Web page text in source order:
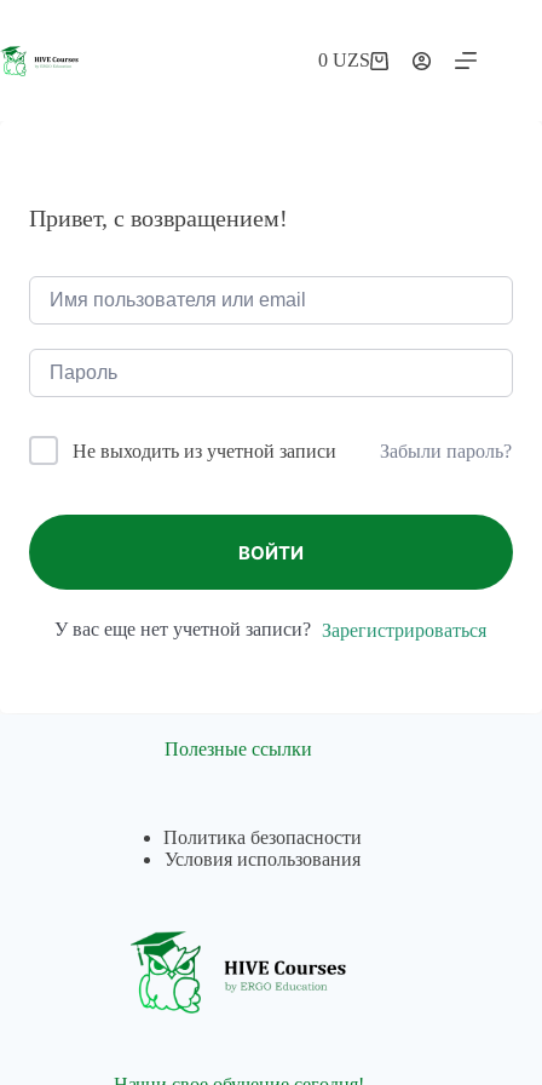
сути
Корзина
0UZS
Привет, с возвращением!
Не выходить из учетной записи Забыли пароль?
ВОЙТИ
У вас еще нет учетной записи? Зарегистрироваться
Полезные ссылки
Политика безопасности
Условия использования